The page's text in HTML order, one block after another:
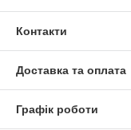
Контакти
Доставка та оплата
Графік роботи